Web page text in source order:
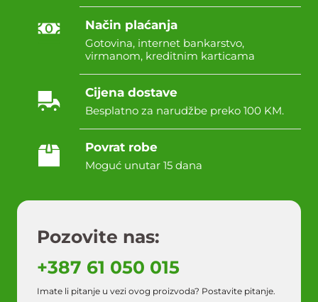
Način plaćanja
Gotovina, internet bankarstvo,
virmanom, kreditnim karticama
Cijena dostave
Besplatno za narudžbe preko 100 KM.
Povrat robe
Moguć unutar 15 dana
Pozovite nas:
+387 61 050 015
Imate li pitanje u vezi ovog proizvoda? Postavite pitanje.